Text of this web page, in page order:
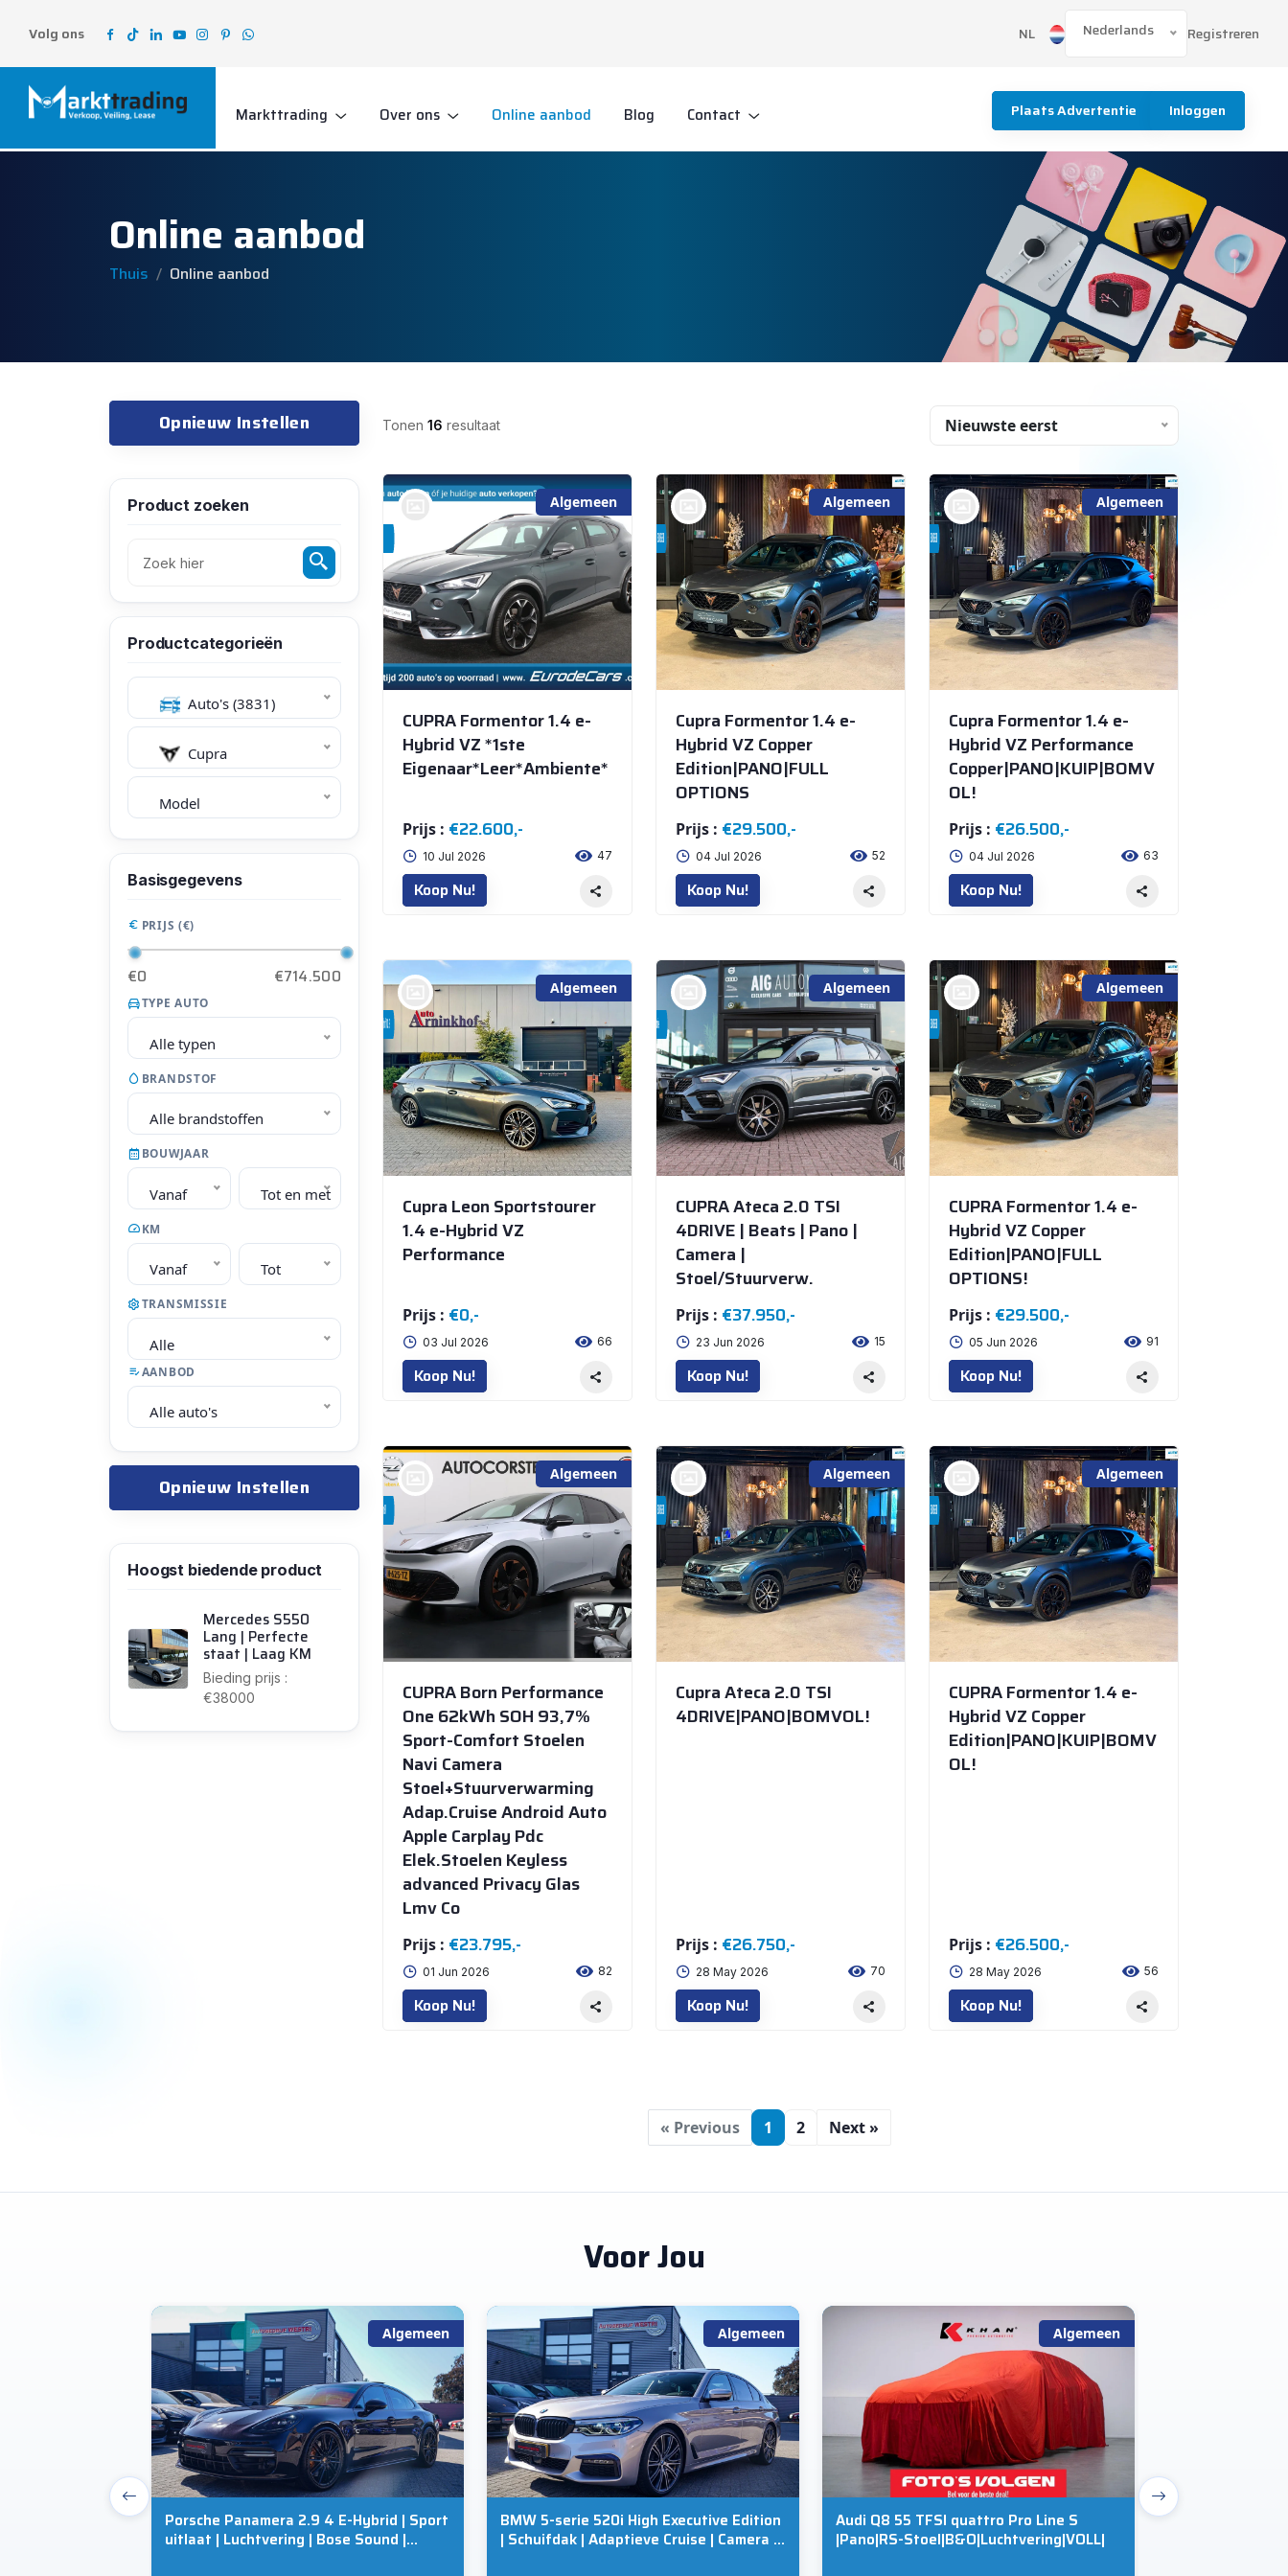
Volg ons NL Nederlands Registreren
Markttrading Over ons Online aanbod Blog Contact Plaats Advertentie Inloggen
Online aanbod
Thuis Online aanbod
Opnieuw Instellen
Product zoeken
Productcategorieën
Auto's (3831)
Cupra
Model
Basisgegevens
PRIJS (€)
€0 €714.500
TYPE AUTO
Alle typen
BRANDSTOF
Alle brandstoffen
BOUWJAAR
Vanaf Tot en met
KM
Vanaf Tot
TRANSMISSIE
Alle
AANBOD
Alle auto's
Opnieuw Instellen
Hoogst biedende product
Mercedes S550
Lang | Perfecte
staat | Laag KM
Bieding prijs :
€38000
Tonen 16 resultaat Nieuwste eerst
Algemeen
CUPRA Formentor 1.4 e-
Hybrid VZ *1ste
Eigenaar*Leer*Ambiente*
Prijs : €22.600,-
10 Jul 2026 47
Koop Nu!
Algemeen
bij @Amra Cars NIEUWEGEIN
Cupra Formentor 1.4 e-
Hybrid VZ Copper
Edition|PANO|FULL
OPTIONS
Prijs : €29.500,-
04 Jul 2026 52
Koop Nu!
Algemeen
bij @Amra Cars NIEUWEGEIN
Cupra Formentor 1.4 e-
Hybrid VZ Performance
Copper|PANO|KUIP|BOMV
OL!
Prijs : €26.500,-
04 Jul 2026 63
Koop Nu!
Algemeen
bij @Auto Arninkhof V.O.F.
Cupra Leon Sportstourer
1.4 e-Hybrid VZ
Performance
Prijs : €0,-
03 Jul 2026 66
Koop Nu!
Algemeen
bij @AIG Automotive
Bunschoten Spakenburg
CUPRA Ateca 2.0 TSI
4DRIVE | Beats | Pano |
Camera |
Stoel/Stuurverw.
Prijs : €37.950,-
23 Jun 2026 15
Koop Nu!
Algemeen
bij @Amra Cars NIEUWEGEIN
CUPRA Formentor 1.4 e-
Hybrid VZ Copper
Edition|PANO|FULL
OPTIONS!
Prijs : €29.500,-
05 Jun 2026 91
Koop Nu!
Algemeen
bij @Auto Corsten BV
CUPRA Born Performance
One 62kWh SOH 93,7%
Sport-Comfort Stoelen
Navi Camera
Stoel+Stuurverwarming
Adap.Cruise Android Auto
Apple Carplay Pdc
Elek.Stoelen Keyless
advanced Privacy Glas
Lmv Co
Prijs : €23.795,-
01 Jun 2026 82
Koop Nu!
Algemeen
bij @Amra Cars NIEUWEGEIN
Cupra Ateca 2.0 TSI
4DRIVE|PANO|BOMVOL!
Prijs : €26.750,-
28 May 2026 70
Koop Nu!
Algemeen
bij @Amra Cars NIEUWEGEIN
CUPRA Formentor 1.4 e-
Hybrid VZ Copper
Edition|PANO|KUIP|BOMV
OL!
Prijs : €26.500,-
28 May 2026 56
Koop Nu!
« Previous 1 2 Next »
Voor Jou
Algemeen
Porsche Panamera 2.9 4 E-Hybrid | Sport
uitlaat | Luchtvering | Bose Sound |
Algemeen
BMW 5-serie 520i High Executive Edition
| Schuifdak | Adaptieve Cruise | Camera |
Algemeen
Audi Q8 55 TFSI quattro Pro Line S
|Pano|RS-Stoel|B&O|Luchtvering|VOLL|